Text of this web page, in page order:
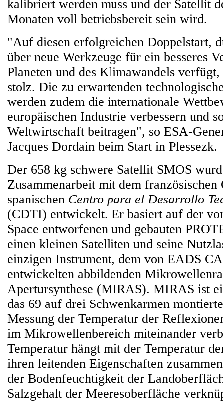
kalibriert werden muss und der Satellit
Monaten voll betriebsbereit sein wird.
"Auf diesen erfolgreichen Doppelstart,
über neue Werkzeuge für ein besseres
Planeten und des Klimawandels
stolz. Die zu erwartenden
werden zudem die internationale
europäischen Industrie verbessern und
Weltwirtschaft beitragen", so ESA-
Jacques Dordain beim Start in Plessezk.
Der 658 kg schwere Satellit SMOS
Zusammenarbeit mit dem französischen
spanischen Centro para el Desarrollo
(CDTI) entwickelt. Er basiert auf der
Space entworfenen und gebauten
einen kleinen Satelliten und seine
einzigen Instrument, dem von EADS
entwickelten abbildenden
Apertursynthese (MIRAS). MIRAS ist
das 69 auf drei Schwenkarmen
Messung der Temperatur der
im Mikrowellenbereich miteinander
Temperatur hängt mit der Temperatur
ihren leitenden Eigenschaften
der Bodenfeuchtigkeit der
Salzgehalt der Meeresoberfläche